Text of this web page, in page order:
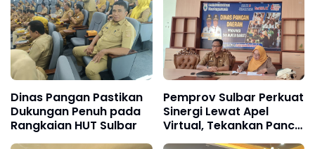
Dinas Pangan Pastikan
Dukungan Penuh pada
Rangkaian HUT Sulbar
Pemprov Sulbar Perkuat
Sinergi Lewat Apel
Virtual, Tekankan Panca
Daya